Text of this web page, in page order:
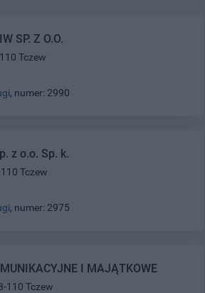
SP. Z O.O.
Tczew
, numer: 2990
z o.o. Sp. k.
Tczew
, numer: 2975
I MAJĄTKOWE
110 Tczew